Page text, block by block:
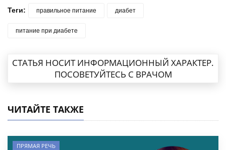
Теги: правильное питание диабет
питание при диабете
СТАТЬЯ НОСИТ ИНФОРМАЦИОННЫЙ ХАРАКТЕР.
ПОСОВЕТУЙТЕСЬ С ВРАЧОМ
ЧИТАЙТЕ ТАКЖЕ
ПРЯМАЯ РЕЧЬ